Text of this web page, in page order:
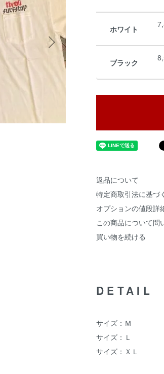
ホワイト
ブラック
返品について
特定商取引法に基づ
オプションの値段詳
この商品について問
買い物を続ける
DETAIL
サイズ：Ｍ
サイズ：Ｌ
サイズ：ＸＬ